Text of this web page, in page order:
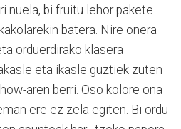
nuela, bi fruitu lehor pakete
batera. Nire onera
orduerdirako klasera
eta ikasle guztiek zuten
aren berri. Oso kolore ona
ere ez zela egiten. Bi ordu